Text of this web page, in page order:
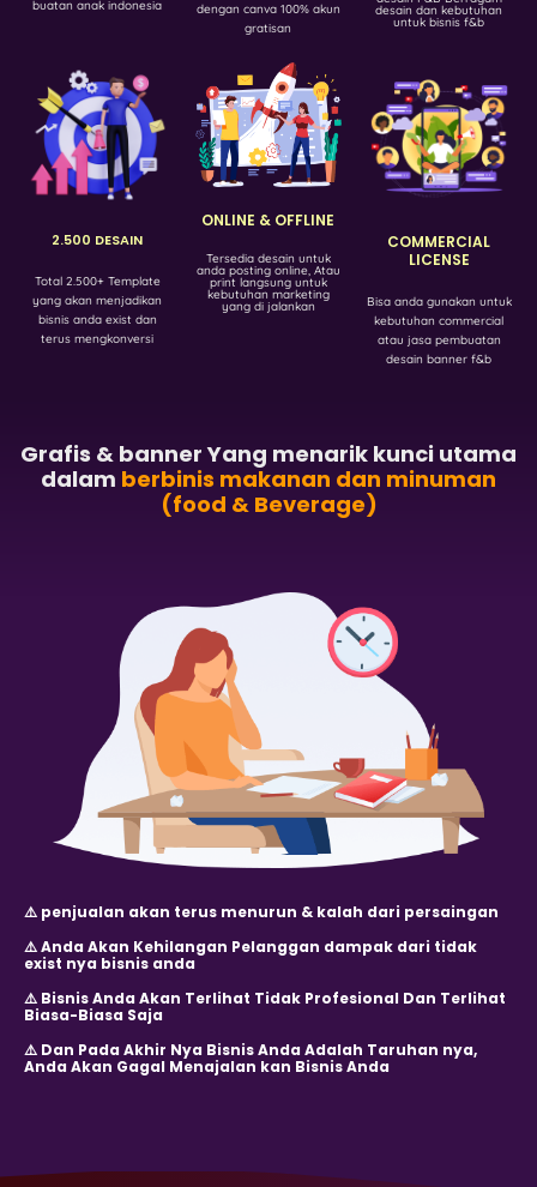
buatan anak indonesia
dengan canva 100% akun
gratisan
desain dan kebutuhan
untuk bisnis f&b
2.500 DESAIN
Total 2.500+ Template
yang akan menjadikan
bisnis anda exist dan
terus mengkonversi
ONLINE & OFFLINE
Tersedia desain untuk
anda posting online, Atau
print langsung untuk
kebutuhan marketing
yang di jalankan
COMMERCIAL
LICENSE
Bisa anda gunakan untuk
kebutuhan commercial
atau jasa pembuatan
desain banner f&b
Grafis & banner Yang menarik kunci utama
dalam berbinis makanan dan minuman
(food & Beverage)
⚠️ penjualan akan terus menurun & kalah dari persaingan
⚠️ Anda Akan Kehilangan Pelanggan dampak dari tidak
exist nya bisnis anda
⚠️ Bisnis Anda Akan Terlihat Tidak Profesional Dan Terlihat
Biasa-Biasa Saja
⚠️ Dan Pada Akhir Nya Bisnis Anda Adalah Taruhan nya,
Anda Akan Gagal Menajalan kan Bisnis Anda